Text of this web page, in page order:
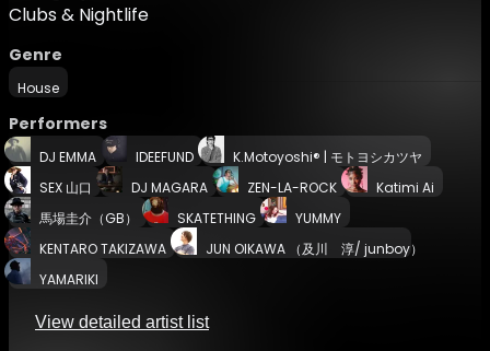
Clubs & Nightlife
Genre
House
Performers
DJ EMMA IDEEFUND
K.Motoyoshi®︎ | モトヨシカツヤ
SEX 山口
DJ MAGARA ZEN-LA-ROCK
Katimi Ai
馬場圭介（GB）
SKATETHING
YUMMY
KENTARO TAKIZAWA
JUN OIKAWA （及川 淳/ junboy）
YAMARIKI
View detailed artist list